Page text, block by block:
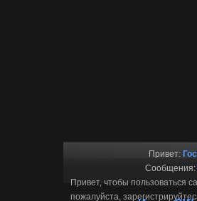
Привет:
Сообщения:
Привет, чтобы пользоваться
пожалуйста,